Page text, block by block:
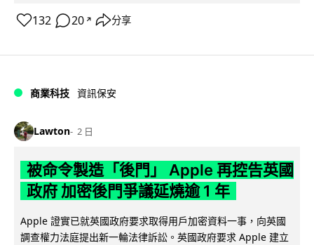
132 20 ↗ 分享
商業科技 資訊保安
Lawton 2 日
被命令製造「後門」 Apple 再控告英國
政府 加密後門爭議延燒逾 1 年
Apple 證實已就英國政府要求取得用戶加密資料一事，向英國
調查權力法庭提出新一輪法律訴訟。英國政府要求 Apple 建立